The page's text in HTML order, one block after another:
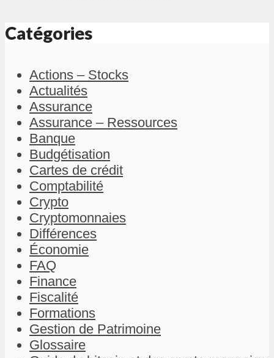
Catégories
Actions – Stocks
Actualités
Assurance
Assurance – Ressources
Banque
Budgétisation
Cartes de crédit
Comptabilité
Crypto
Cryptomonnaies
Différences
Économie
FAQ
Finance
Fiscalité
Formations
Gestion de Patrimoine
Glossaire